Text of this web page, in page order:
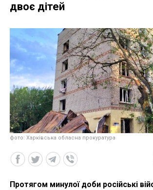
двоє дітей
фото: Харківська обласна прокуратура
Протягом минулої доби російські